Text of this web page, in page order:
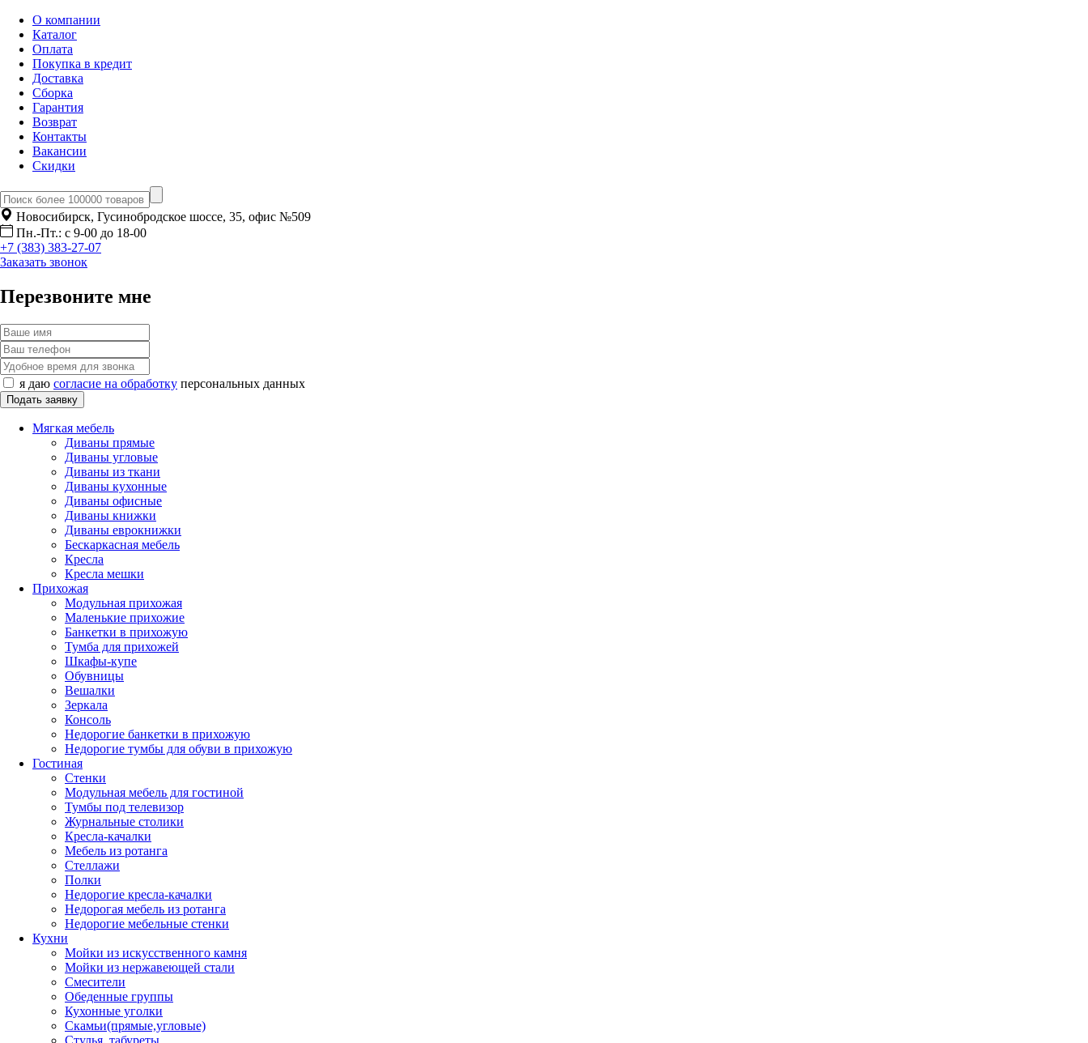
О компании
Каталог
Оплата
Покупка в кредит
Доставка
Сборка
Гарантия
Возврат
Контакты
Вакансии
Скидки
Новосибирск, Гусинобродское шоссе, 35, офис №509
Пн.-Пт.: с 9-00 до 18-00
+7 (383) 383-27-07
Заказать звонок
Перезвоните мне
я даю согласие на обработку персональных данных
Мягкая мебель
Диваны прямые
Диваны угловые
Диваны из ткани
Диваны кухонные
Диваны офисные
Диваны книжки
Диваны еврокнижки
Бескаркасная мебель
Кресла
Кресла мешки
Прихожая
Модульная прихожая
Маленькие прихожие
Банкетки в прихожую
Тумба для прихожей
Шкафы-купе
Обувницы
Вешалки
Зеркала
Консоль
Недорогие банкетки в прихожую
Недорогие тумбы для обуви в прихожую
Гостиная
Стенки
Модульная мебель для гостиной
Тумбы под телевизор
Журнальные столики
Кресла-качалки
Мебель из ротанга
Стеллажи
Полки
Недорогие кресла-качалки
Недорогая мебель из ротанга
Недорогие мебельные стенки
Кухни
Мойки из искусственного камня
Мойки из нержавеющей стали
Смесители
Обеденные группы
Кухонные уголки
Скамьи(прямые,угловые)
Стулья, табуреты